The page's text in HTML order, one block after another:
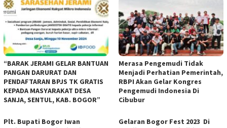
“BARAK JERAMI GELAR BANTUAN
PANGAN DARURAT DAN
PENDAFTARAN BPJS TK GRATIS
KEPADA MASYARAKAT DESA
SANJA, SENTUL, KAB. BOGOR”
Merasa Pengemudi Tidak
Menjadi Perhatian Pemerintah,
RBPI Akan Gelar Kongres
Pengemudi Indonesia Di
Cibubur
Plt. Bupati Bogor Iwan
Gelaran Bogor Fest 2023 Di